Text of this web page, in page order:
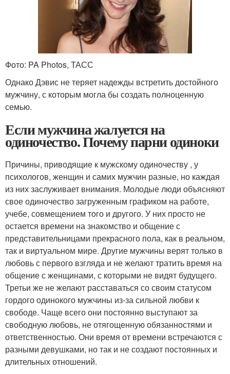
Фото: PA Photos, ТАСС
Однако Дэвис не теряет надежды встретить достойного
мужчину, с которым могла бы создать полноценную
семью.
Если мужчина жалуется на
одиночество. Почему парни одиноки
Причины, приводящие к мужскому одиночеству , у
психологов, женщин и самих мужчин разные, но каждая
из них заслуживает внимания. Молодые люди объясняют
свое одиночество загруженным графиком на работе,
учебе, совмещением того и другого. У них просто не
остается времени на знакомство и общение с
представительницами прекрасного пола, как в реальном,
так и виртуальном мире. Другие мужчины верят только в
любовь с первого взгляда и не желают тратить время на
общение с женщинами, с которыми не видят будущего.
Третьи же не желают расставаться со своим статусом
гордого одинокого мужчины из-за сильной любви к
свободе. Чаще всего они постоянно выступают за
свободную любовь, не отягощенную обязанностями и
ответственностью. Они время от времени встречаются с
разными девушками, но так и не создают постоянных и
длительных отношений.